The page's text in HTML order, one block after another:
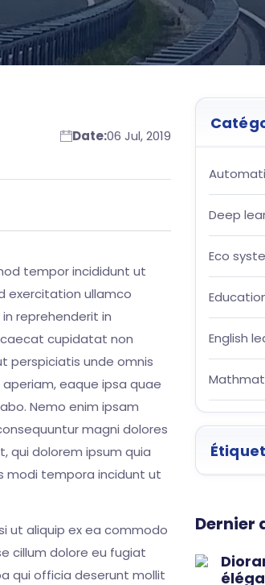
Date:06 Jul, 2019
tempor incididunt ut
exercitation ullamco
reprehenderit in
cupidatat non
perspiciatis unde omnis
eaque ipsa quae
Nemo enim ipsam
magni dolores
qui dolorem ipsum quia
modi tempora incidunt ut
ut aliquip ex ea commodo
cillum dolore eu fugiat
qui officia deserunt mollit
Deep
Eco
English
Dernier